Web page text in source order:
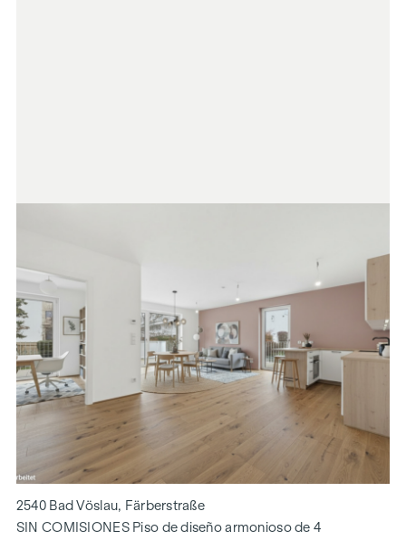
2540 Bad Vöslau, Färberstraße
SIN COMISIONES Piso de diseño armonioso de 4